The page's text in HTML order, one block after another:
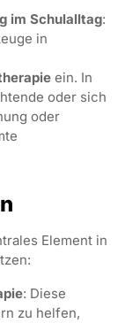
im Schulalltag:
in
ein. In
oder sich
oder
Element in
: Diese
zu helfen,